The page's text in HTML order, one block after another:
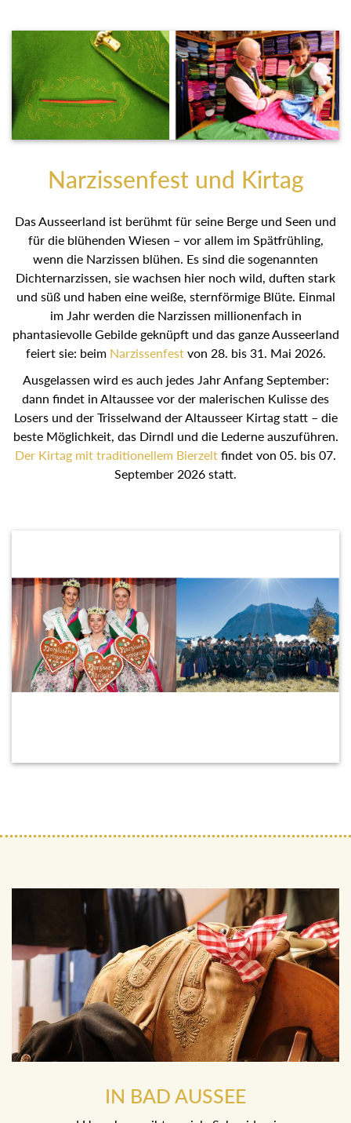
Narzissenfest und Kirtag
Das Ausseerland ist berühmt für seine Berge und Seen und
für die blühenden Wiesen – vor allem im Spätfrühling,
wenn die Narzissen blühen. Es sind die sogenannten
Dichternarzissen, sie wachsen hier noch wild, duften stark
und süß und haben eine weiße, sternförmige Blüte. Einmal
im Jahr werden die Narzissen millionenfach in
phantasievolle Gebilde geknüpft und das ganze Ausseerland
feiert sie: beim Narzissenfestvon 28. bis 31. Mai 2026.
Ausgelassen wird es auch jedes Jahr Anfang September:
dann findet in Altaussee vor der malerischen Kulisse des
Losers und der Trisselwand der Altausseer Kirtag statt – die
beste Möglichkeit, das Dirndl und die Lederne auszuführen.
Der Kirtag mit traditionellem Bierzelt findet von 05. bis 07.
September 2026 statt.
IN BAD AUSSEE